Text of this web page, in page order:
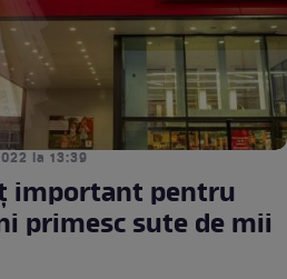
la 13:39
important pentru
primesc sute de mii